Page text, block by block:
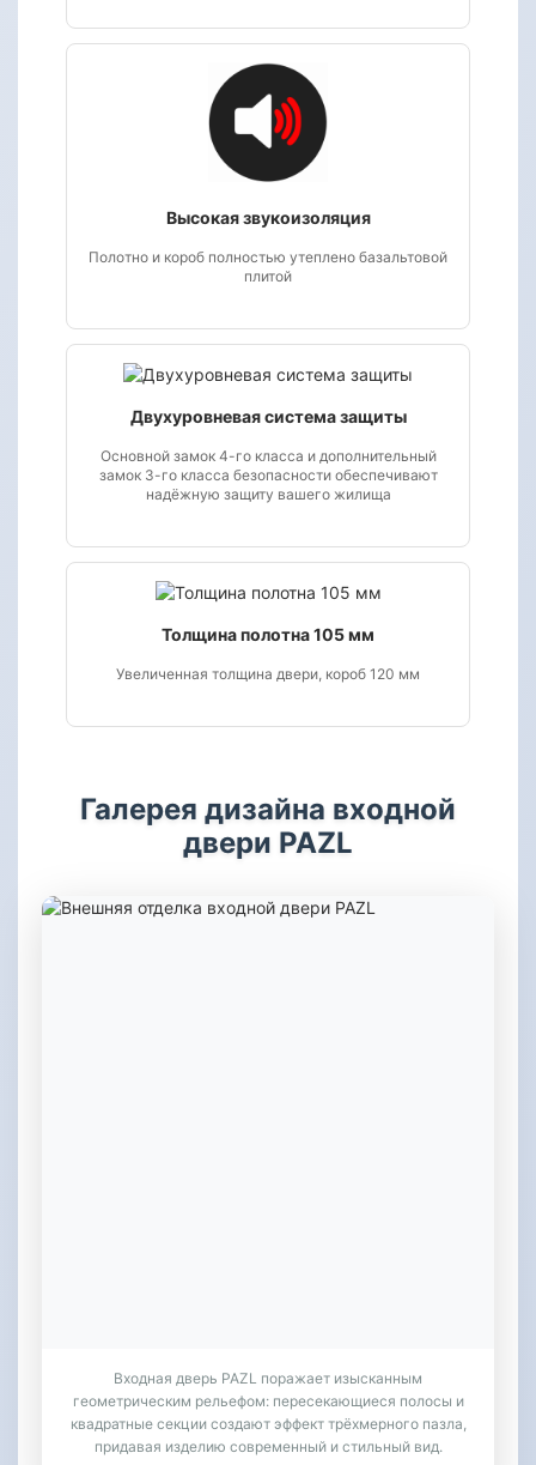
Высокая звукоизоляция
Полотно и короб полностью утеплено базальтовой
плитой
Двухуровневая система защиты
Основной замок 4-го класса и дополнительный
замок 3-го класса безопасности обеспечивают
надёжную защиту вашего жилища
Толщина полотна 105 мм
Увеличенная толщина двери, короб 120 мм
Галерея дизайна входной
двери PAZL
Входная дверь PAZL поражает изысканным
геометрическим рельефом: пересекающиеся полосы и
квадратные секции создают эффект трёхмерного пазла,
придавая изделию современный и стильный вид.